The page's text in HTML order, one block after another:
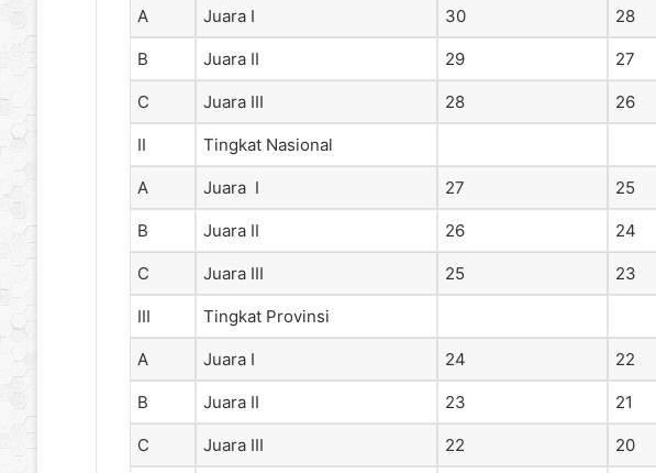
A Juara I 30 28
B Juara II 29 27
C Juara III 28 26
II Tingkat Nasional
A Juara I 27 25
B Juara II 26 24
C Juara III 25 23
III Tingkat Provinsi
A Juara I 24 22
B Juara II 23 21
C Juara III 22 20